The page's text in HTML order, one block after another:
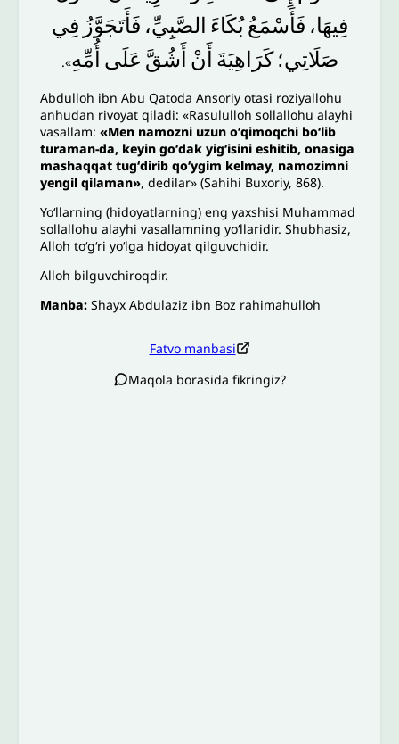
فِيهَا، فَأَسْمَعُ بُكَاءَ الصَّبِيِّ، فَأَتَجَوَّزُ فِي
صَلَاتِي؛ كَرَاهِيَةَ أَنْ أَشُقَّ عَلَى أُمِّهِ».
Abdulloh ibn Abu Qatoda Ansoriy otasi roziyallohu
anhudan rivoyat qiladi: «Rasululloh sollallohu alayhi
vasallam:«Men namozni uzun oʻqimoqchi boʻlib
turaman-da, keyin goʻdak yigʻisini eshitib, onasiga
mashaqqat tugʻdirib qoʻygim kelmay, namozimni
yengil qilaman», dedilar» (Sahihi Buxoriy, 868).
Yoʻllarning (hidoyatlarning) eng yaxshisi Muhammad
sollallohu alayhi vasallamning yoʻllaridir. Shubhasiz,
Alloh toʻgʻri yoʻlga hidoyat qilguvchidir.
Alloh bilguvchiroqdir.
Manba:Shayx Abdulaziz ibn Boz rahimahulloh
Fatvo manbasi
Maqola borasida fikringiz?